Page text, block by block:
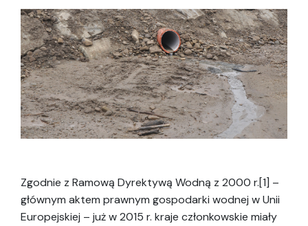
Zgodnie z Ramową Dyrektywą Wodną z 2000 r.[1] –
głównym aktem prawnym gospodarki wodnej w Unii
Europejskiej – już w 2015 r. kraje członkowskie miały